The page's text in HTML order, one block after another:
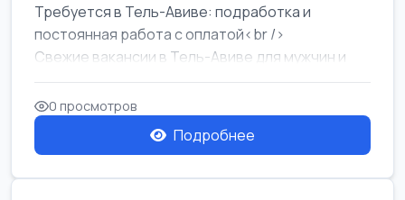
Требуется в Тель-Авиве: подработка и
постоянная работа с оплатой<br />
Свежие вакансии в Тель-Авиве для мужчин и
женщин от хозя...
0 просмотров
Подробнее